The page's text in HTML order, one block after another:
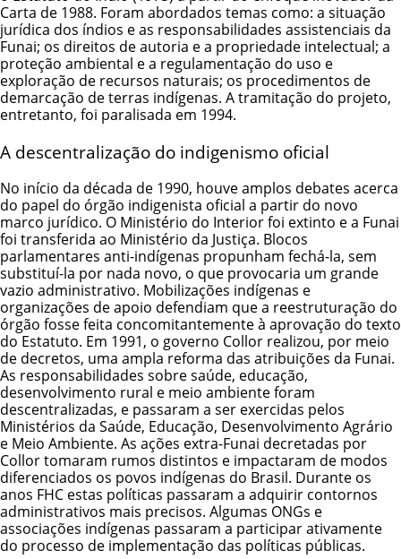
Carta de 1988. Foram abordados temas como: a situação
jurídica dos índios e as responsabilidades assistenciais da
Funai; os direitos de autoria e a propriedade intelectual; a
proteção ambiental e a regulamentação do uso e
exploração de recursos naturais; os procedimentos de
demarcação de terras indígenas. A tramitação do projeto,
entretanto, foi paralisada em 1994.
A descentralização do indigenismo oficial
No início da década de 1990, houve amplos debates acerca
do papel do órgão indigenista oficial a partir do novo
marco jurídico. O Ministério do Interior foi extinto e a Funai
foi transferida ao Ministério da Justiça. Blocos
parlamentares anti-indígenas propunham fechá-la, sem
substituí-la por nada novo, o que provocaria um grande
vazio administrativo. Mobilizações indígenas e
organizações de apoio defendiam que a reestruturação do
órgão fosse feita concomitantemente à aprovação do texto
do Estatuto. Em 1991, o governo Collor realizou, por meio
de decretos, uma ampla reforma das atribuições da Funai.
As responsabilidades sobre saúde, educação,
desenvolvimento rural e meio ambiente foram
descentralizadas, e passaram a ser exercidas pelos
Ministérios da Saúde, Educação, Desenvolvimento Agrário
e Meio Ambiente. As ações extra-Funai decretadas por
Collor tomaram rumos distintos e impactaram de modos
diferenciados os povos indígenas do Brasil. Durante os
anos FHC estas políticas passaram a adquirir contornos
administrativos mais precisos. Algumas ONGs e
associações indígenas passaram a participar ativamente
do processo de implementação das políticas públicas.